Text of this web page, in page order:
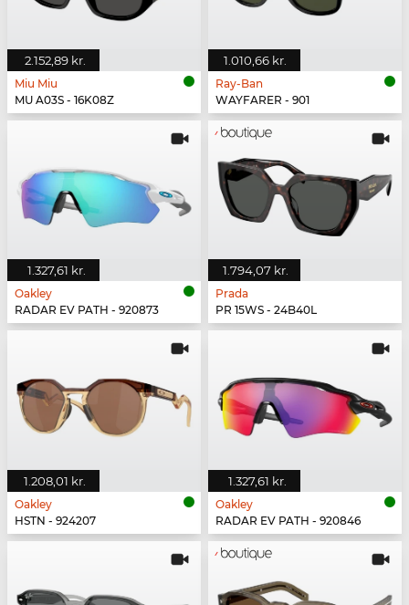
2.152,89 kr.
Miu Miu
MU A03S - 16K08Z
1.010,66 kr.
Ray-Ban
WAYFARER - 901
1.327,61 kr.
Oakley
RADAR EV PATH - 920873
1.794,07 kr.
Prada
PR 15WS - 24B40L
1.208,01 kr.
Oakley
HSTN - 924207
1.327,61 kr.
Oakley
RADAR EV PATH - 920846